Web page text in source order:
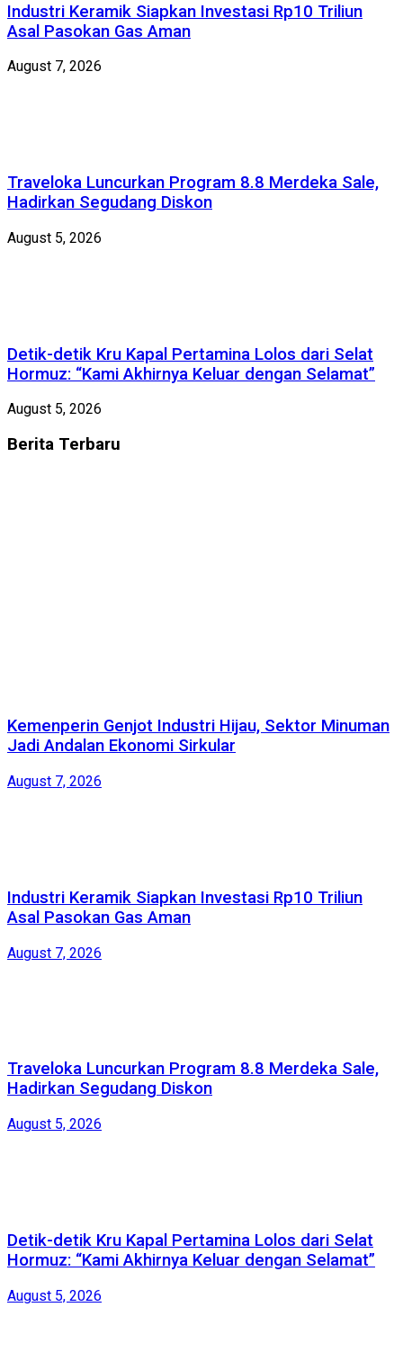
Industri Keramik Siapkan Investasi Rp10 Triliun
Asal Pasokan Gas Aman
August 7, 2026
Traveloka Luncurkan Program 8.8 Merdeka Sale,
Hadirkan Segudang Diskon
August 5, 2026
Detik-detik Kru Kapal Pertamina Lolos dari Selat
Hormuz: “Kami Akhirnya Keluar dengan Selamat”
August 5, 2026
Berita Terbaru
Kemenperin Genjot Industri Hijau, Sektor Minuman
Jadi Andalan Ekonomi Sirkular
August 7, 2026
Industri Keramik Siapkan Investasi Rp10 Triliun
Asal Pasokan Gas Aman
August 7, 2026
Traveloka Luncurkan Program 8.8 Merdeka Sale,
Hadirkan Segudang Diskon
August 5, 2026
Detik-detik Kru Kapal Pertamina Lolos dari Selat
Hormuz: “Kami Akhirnya Keluar dengan Selamat”
August 5, 2026